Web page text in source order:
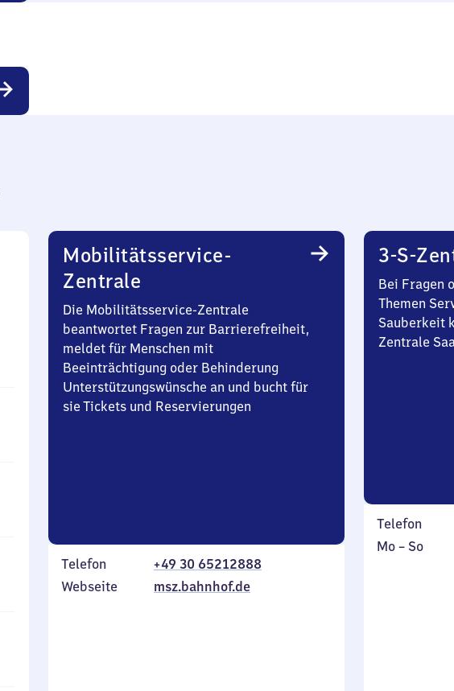
Mobilitätsservice-
Zentrale
Die Mobilitätsservice-Zentrale
beantwortet Fragen zur Barrierefreiheit,
meldet für Menschen mit
Beeinträchtigung oder Behinderung
Unterstützungswünsche an und bucht für
sie Tickets und Reservierungen
Telefon
+49 30 65212888
Webseite
msz.bahnhof.de
3-S-
Bei Fragen
Themen
Sauberkeit
Zentrale
Telefon
Montag
Mo – So,